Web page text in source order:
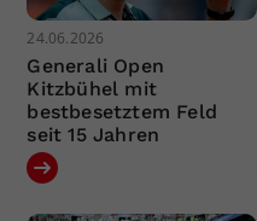
24.06.2026
Generali Open
Kitzbühel mit
bestbesetztem Feld
seit 15 Jahren